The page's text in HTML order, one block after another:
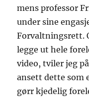
mens professor
under sine
Forvaltningsrett.
legge ut hele
video, tviler jeg
ansett dette som
gørr kjedelig